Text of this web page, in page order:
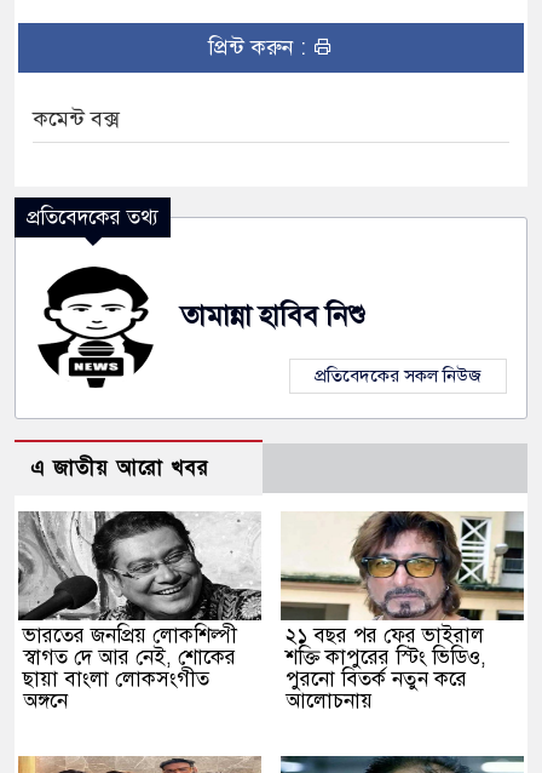
প্রিন্ট করুন :
কমেন্ট বক্স
প্রতিবেদকের তথ্য
তামান্না হাবিব নিশু
প্রতিবেদকের সকল নিউজ
এ জাতীয় আরো খবর
ভারতের জনপ্রিয় লোকশিল্পী
স্বাগত দে আর নেই, শোকের
ছায়া বাংলা লোকসংগীত
অঙ্গনে
২১ বছর পর ফের ভাইরাল
শক্তি কাপুরের স্টিং ভিডিও,
পুরনো বিতর্ক নতুন করে
আলোচনায়